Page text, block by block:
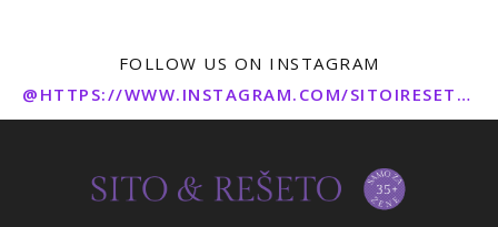
FOLLOW US ON INSTAGRAM
@HTTPS://WWW.INSTAGRAM.COM/SITOIRESETO/